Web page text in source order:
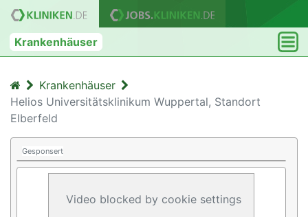
Krankenhäuser
Krankenhäuser
Helios Universitätsklinikum Wuppertal, Standort
Elberfeld
Gesponsert
Video blocked by cookie settings